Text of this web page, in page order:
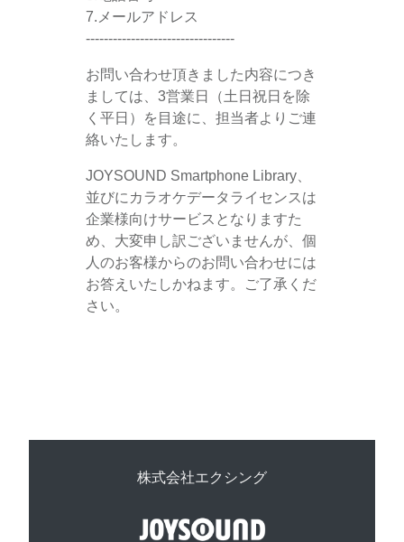
7.メールアドレス
---------------------------------
お問い合わせ頂きました内容につき
ましては、3営業日（土日祝日を除
く平日）を目途に、担当者よりご連
絡いたします。
JOYSOUND Smartphone Library、
並びにカラオケデータライセンスは
企業様向けサービスとなりますた
め、大変申し訳ございませんが、個
人のお客様からのお問い合わせには
お答えいたしかねます。ご了承くだ
さい。
株式会社エクシング